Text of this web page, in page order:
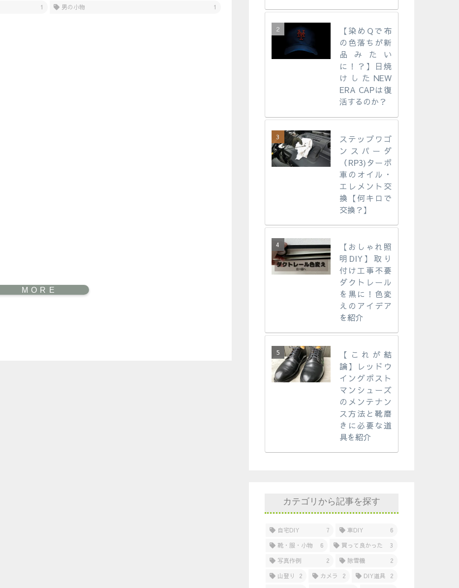
1 男の小物 1
【染めQで布
の色落ちが新
品みたい
に！？】日焼
けしたNEW
ERA CAPは復
活するのか？
ステップワゴ
ンスパーダ
（RP3)ターボ
車のオイル・
エレメント交
換【何キロで
交換？】
【おしゃれ照
明DIY】取り
付け工事不要
ダクトレール
を黒に！色変
えのアイデア
を紹介
【これが結
論】レッドウ
イングポスト
マンシューズ
のメンテナン
ス方法と靴磨
きに必要な道
具を紹介
カテゴリから記事を探す
自宅DIY 7 車DIY
6
靴・服・小物
6 買って良かった
3
写真作例
2 除雪機
2
山登り
2 カメラ 2 DIY道具
2